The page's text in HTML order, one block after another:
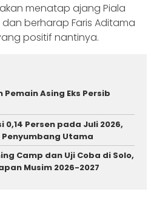
menatap ajang Piala
berharap Faris Aditama
positif nantinya.
Asing Eks Persib
Persen pada Juli 2026,
Utama
Camp dan Uji Coba di Solo,
Musim 2026-2027